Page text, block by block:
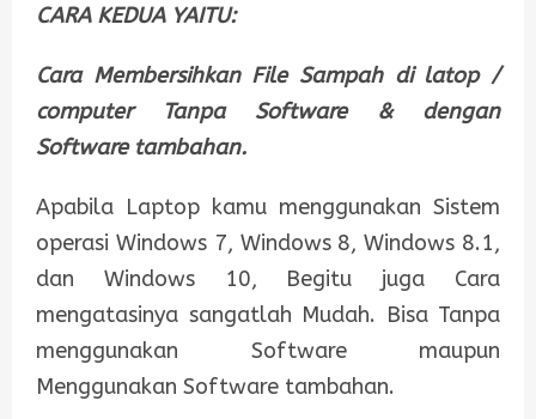
CARA KEDUA YAITU:
Cara Membersihkan File Sampah di latop /
computer Tanpa Software & dengan
Software tambahan.
Apabila Laptop kamu menggunakan Sistem
operasi Windows 7, Windows 8, Windows 8.1,
dan Windows 10, Begitu juga Cara
mengatasinya sangatlah Mudah. Bisa Tanpa
menggunakan Software maupun
Menggunakan Software tambahan.